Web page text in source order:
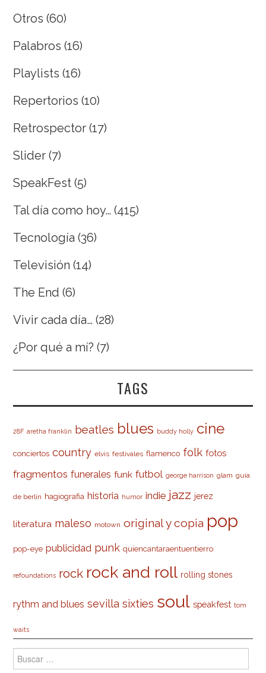
Otros (60)
Palabros (16)
Playlists (16)
Repertorios (10)
Retrospector (17)
Slider (7)
SpeakFest (5)
Tal día como hoy… (415)
Tecnología (36)
Televisión (14)
The End (6)
Vivir cada día… (28)
¿Por qué a mí? (7)
TAGS
28F aretha franklin beatles blues buddy holly cine
conciertos country elvis festivales flamenco folk fotos
fragmentos funerales funk futbol george harrison glam guía
de berlín hagiografia historia humor indie jazz jerez
literatura maleso motown original y copia pop
pop-eye publicidad punk quiencantaraentuentierro
refoundations rock rock and roll rolling stones
rythm and blues sevilla sixties soul speakfest tom
waits
Buscar: